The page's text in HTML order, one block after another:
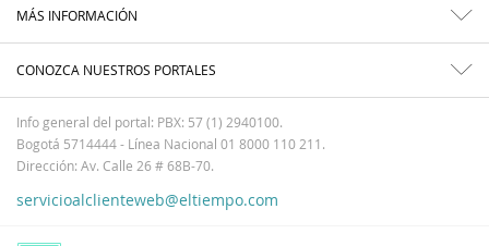
MÁS INFORMACIÓN
CONOZCA NUESTROS PORTALES
Info general del portal: PBX: 57 (1) 2940100.
Bogotá 5714444 - Línea Nacional 01 8000 110 211.
Dirección: Av. Calle 26 # 68B-70.
servicioalclienteweb@eltiempo.com